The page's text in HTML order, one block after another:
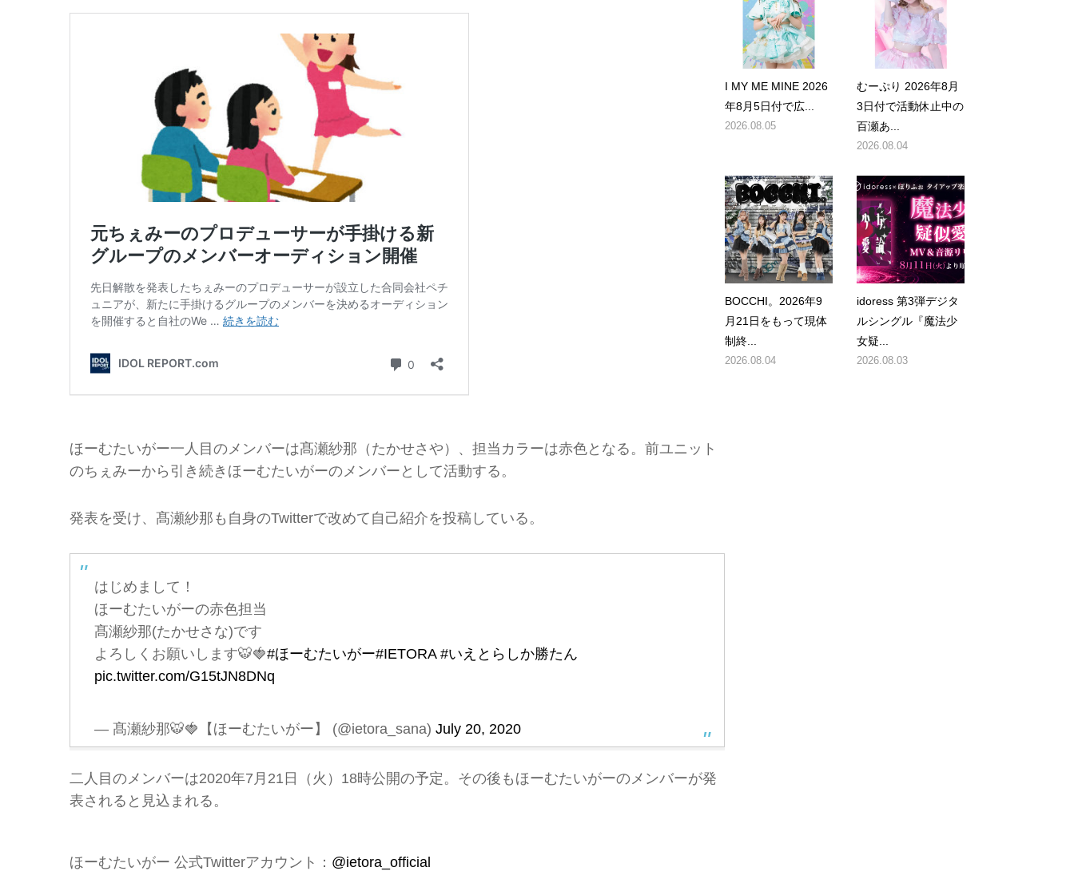
ほーむたいがー一人目のメンバーは髙瀬紗那（たかせさや）、担当カラーは赤色となる。前ユニット
のちぇみーから引き続きほーむたいがーのメンバーとして活動する。
発表を受け、髙瀬紗那も自身のTwitterで改めて自己紹介を投稿している。
はじめまして！
ほーむたいがーの赤色担当
髙瀬紗那(たかせさな)です
よろしくお願いします🐯🍓#ほーむたいがー#IETORA #いえとらしか勝たん
pic.twitter.com/G15tJN8DNq
— 髙瀬紗那🐯🍓【ほーむたいがー】 (@ietora_sana) July 20, 2020
二人目のメンバーは2020年7月21日（火）18時公開の予定。その後もほーむたいがーのメンバーが発
表されると見込まれる。
ほーむたいがー 公式Twitterアカウント： @ietora_official
I MY ME MINE 2026
年8月5日付で広...
2026.08.05
むーぷり 2026年8月
3日付で活動休止中の
百瀬あ...
2026.08.04
BOCCHI。2026年9
月21日をもって現体
制終...
2026.08.04
idoress 第3弾デジタ
ルシングル『魔法少
女疑...
2026.08.03